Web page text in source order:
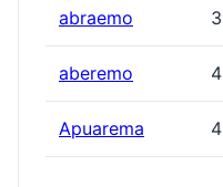
abraemo 3
aberemo 4
Apuarema 4